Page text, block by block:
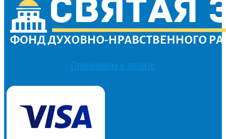
Принимаем к оплате